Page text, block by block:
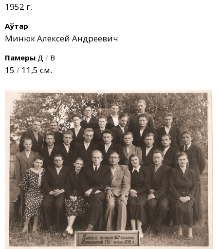
1952 г.
Аўтар
Минюк Алексей Андреевич
Памеры Д / В
15 / 11,5 см.